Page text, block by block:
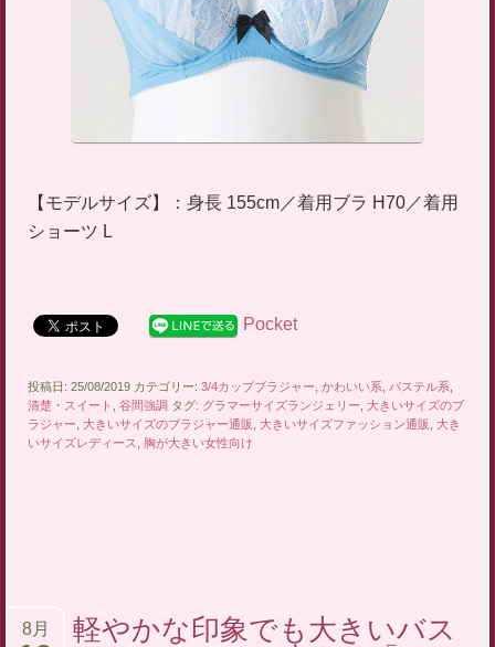
【モデルサイズ】：身長 155cm／着用ブラ H70／着用
ショーツ L
Pocket
投稿日: 25/08/2019 カテゴリー: 3/4カップブラジャー かわいい系 パステル系
清楚・スイート
谷間強調 タグ: グラマーサイズランジェリー 大きいサイズのブ
ラジャー 大きいサイズのブラジャー通販 大きいサイズファッション通販 大き
いサイズレディース
胸が大きい女性向け
軽やかな印象でも大きいバス
8月